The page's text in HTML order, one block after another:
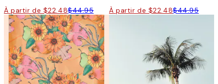
À partir de $22.48$44.95 À partir de $22.48$44.95